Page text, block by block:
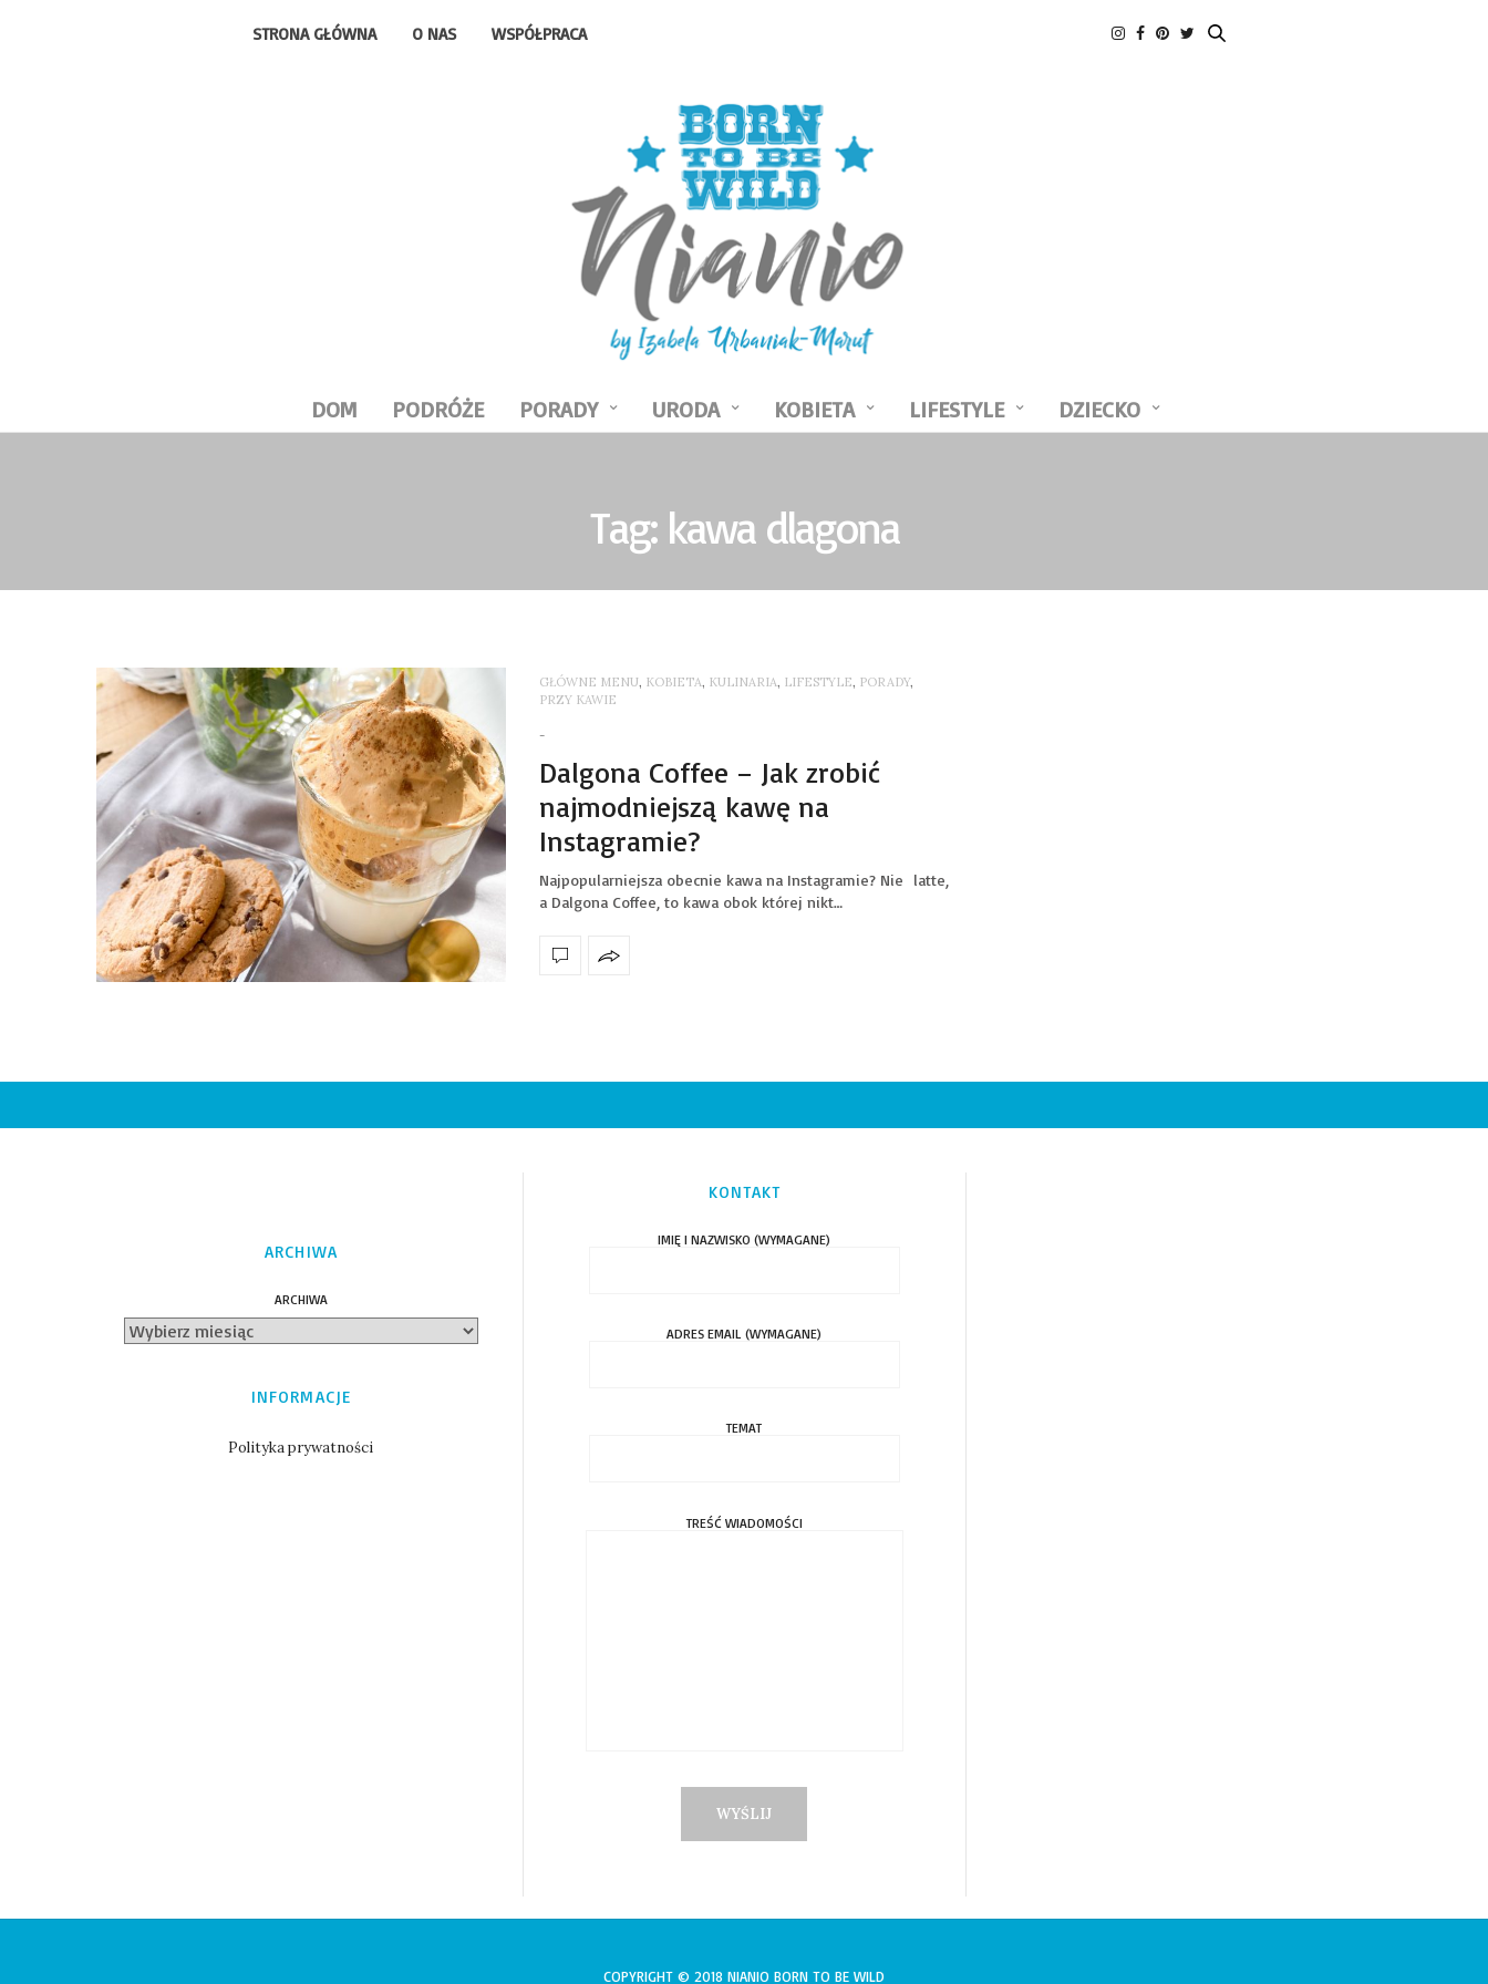
STRONA GŁÓWNA O NAS WSPÓŁPRACA
DOM PODRÓŻE PORADY URODA KOBIETA LIFESTYLE DZIECKO
Tag: kawa dlagona
GŁÓWNE MENU, KOBIETA, KULINARIA, LIFESTYLE, PORADY,
PRZY KAWIE
-
Dalgona Coffee – Jak zrobić
najmodniejszą kawę na
Instagramie?
Najpopularniejsza obecnie kawa na Instagramie? Nie latte,
a Dalgona Coffee, to kawa obok której nikt…
ARCHIWA
ARCHIWA
INFORMACJE
Polityka prywatności
KONTAKT
IMIĘ I NAZWISKO (WYMAGANE)
ADRES EMAIL (WYMAGANE)
TEMAT
TREŚĆ WIADOMOŚCI
COPYRIGHT © 2018 NIANIO BORN TO BE WILD